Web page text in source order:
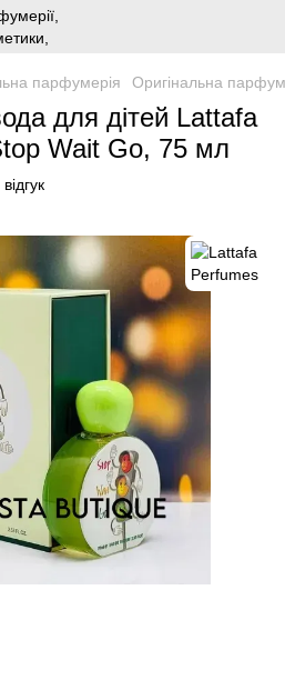
парфумерія Оригінальна
для дітей Lattafa
Wait Go, 75 мл